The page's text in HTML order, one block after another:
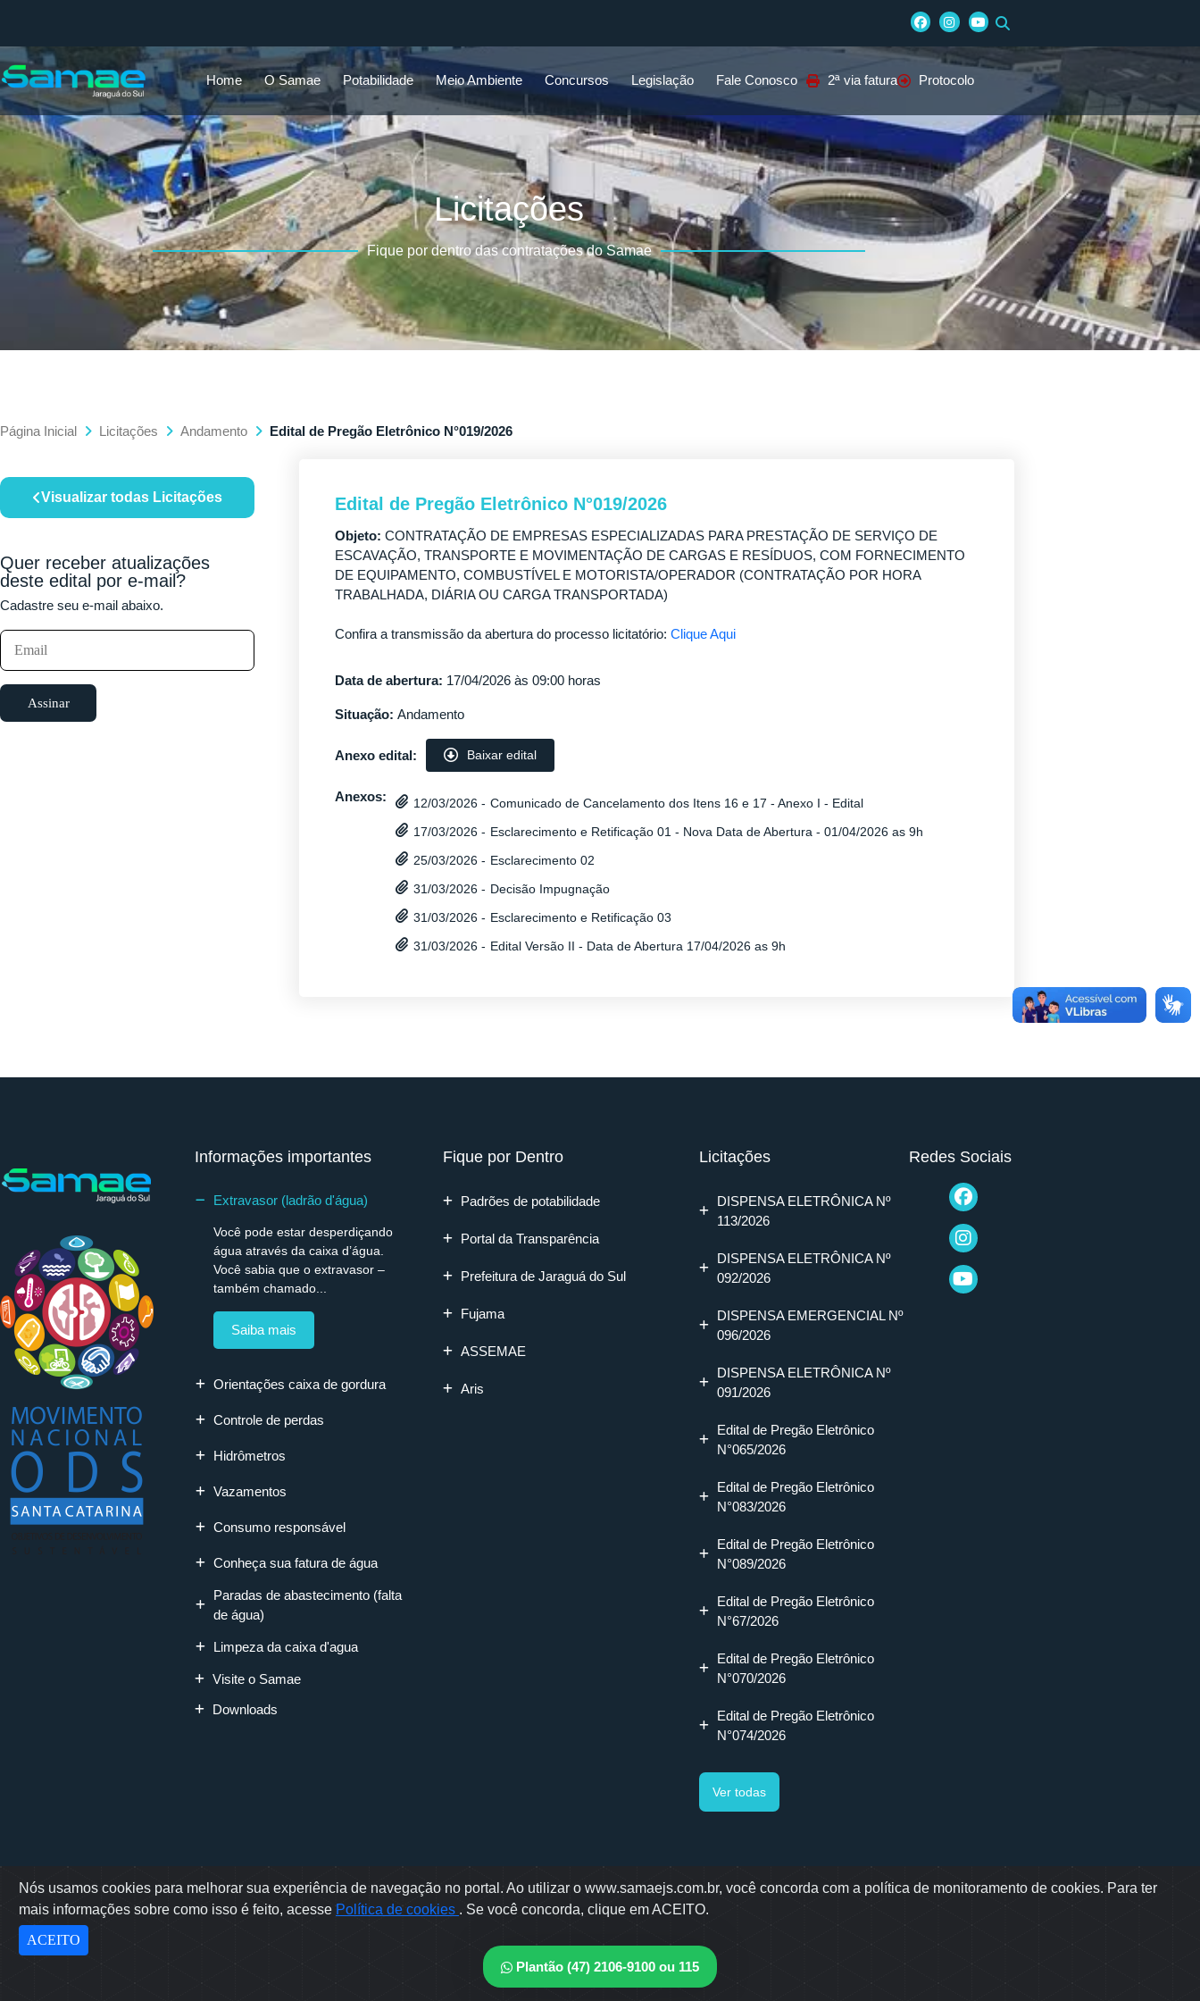
Nós usamos cookies para melhorar sua experiência de navegação no portal. Ao utilizar o www.samaejs.com.br, você concorda com a política de monitoramento de cookies. Para ter
mais informações sobre como isso é feito, acesse Política de cookies . Se você concorda, clique em ACEITO.
ACEITO
Home O Samae Potabilidade Meio Ambiente Concursos Legislação Fale Conosco 2ª via fatura Protocolo
Licitações
Fique por dentro das contratações do Samae
Página Inicial Licitações Andamento Edital de Pregão Eletrônico N°019/2026
Visualizar todas Licitações
Quer receber atualizações
deste edital por e-mail?
Cadastre seu e-mail abaixo.
Assinar
Edital de Pregão Eletrônico N°019/2026
Objeto: CONTRATAÇÃO DE EMPRESAS ESPECIALIZADAS PARA PRESTAÇÃO DE SERVIÇO DE
ESCAVAÇÃO, TRANSPORTE E MOVIMENTAÇÃO DE CARGAS E RESÍDUOS, COM FORNECIMENTO
DE EQUIPAMENTO, COMBUSTÍVEL E MOTORISTA/OPERADOR (CONTRATAÇÃO POR HORA
TRABALHADA, DIÁRIA OU CARGA TRANSPORTADA)
Confira a transmissão da abertura do processo licitatório: Clique Aqui
Data de abertura: 17/04/2026 às 09:00 horas
Situação: Andamento
Anexo edital: Baixar edital
Anexos: 12/03/2026 - Comunicado de Cancelamento dos Itens 16 e 17 - Anexo I - Edital
17/03/2026 - Esclarecimento e Retificação 01 - Nova Data de Abertura - 01/04/2026 as 9h
25/03/2026 - Esclarecimento 02
31/03/2026 - Decisão Impugnação
31/03/2026 - Esclarecimento e Retificação 03
31/03/2026 - Edital Versão II - Data de Abertura 17/04/2026 as 9h
Informações importantes
Extravasor (ladrão d'água)
Você pode estar desperdiçando
água através da caixa d’água.
Você sabia que o extravasor –
também chamado...
Saiba mais
Orientações caixa de gordura
Controle de perdas
Hidrômetros
Vazamentos
Consumo responsável
Conheça sua fatura de água
Paradas de abastecimento (falta
de água)
Limpeza da caixa d'agua
Visite o Samae
Downloads
Fique por Dentro
Padrões de potabilidade
Portal da Transparência
Prefeitura de Jaraguá do Sul
Fujama
ASSEMAE
Aris
Licitações
DISPENSA ELETRÔNICA Nº
113/2026
DISPENSA ELETRÔNICA Nº
092/2026
DISPENSA EMERGENCIAL Nº
096/2026
DISPENSA ELETRÔNICA Nº
091/2026
Edital de Pregão Eletrônico
N°065/2026
Edital de Pregão Eletrônico
N°083/2026
Edital de Pregão Eletrônico
N°089/2026
Edital de Pregão Eletrônico
N°67/2026
Edital de Pregão Eletrônico
N°070/2026
Edital de Pregão Eletrônico
N°074/2026
Ver todas
Redes Sociais
Rua Erwino Menegotti, 478 - Bairro Água Verde - Jaraguá do Sul - SC
Samae © 2022 - Todos os direitos reservados
Plantão (47) 2106-9100 ou 115